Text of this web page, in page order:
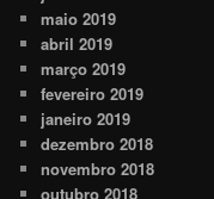
maio 2019
abril 2019
março 2019
fevereiro 2019
janeiro 2019
dezembro 2018
novembro 2018
outubro 2018